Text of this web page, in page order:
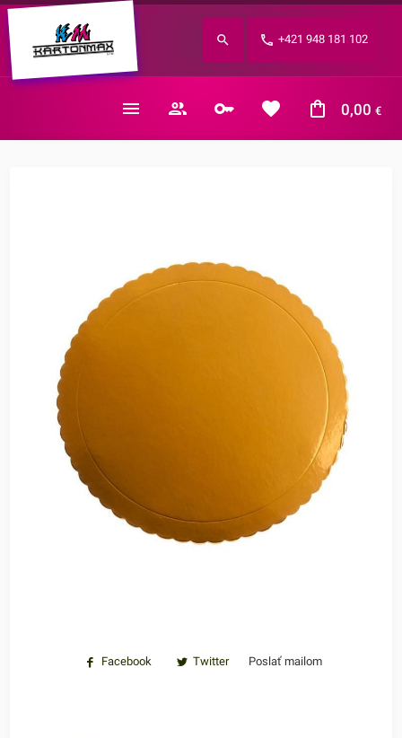
+421 948 181 102
0,00 €
Zabudnuté heslo?
E-mail
Facebook Twitter Poslať mailom